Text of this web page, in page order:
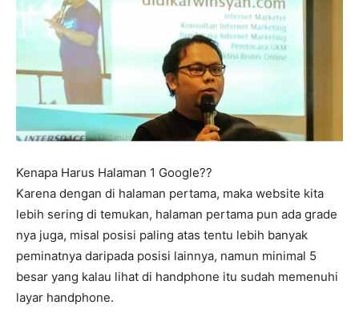
Kenapa Harus Halaman 1 Google??
Karena dengan di halaman pertama, maka website kita
lebih sering di temukan, halaman pertama pun ada grade
nya juga, misal posisi paling atas tentu lebih banyak
peminatnya daripada posisi lainnya, namun minimal 5
besar yang kalau lihat di handphone itu sudah memenuhi
layar handphone.